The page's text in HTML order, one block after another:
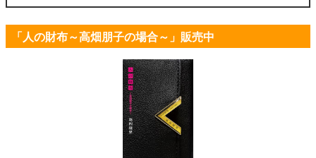
「人の財布～高畑朋子の場合～」販売中